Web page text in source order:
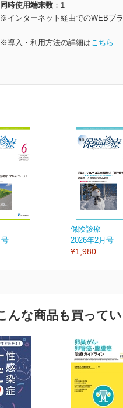
同時使用端末数
1
※インターネット経由でのWEBブ
※導入・利用方法の詳細はこちら
保険診療
2026年2月号
¥1,980
な商品も買ってい